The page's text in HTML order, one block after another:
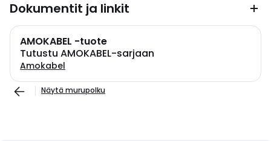
Dokumentit ja linkit
AMOKABEL -tuote
Tutustu AMOKABEL-sarjaan
Amokabel
Näytä murupolku